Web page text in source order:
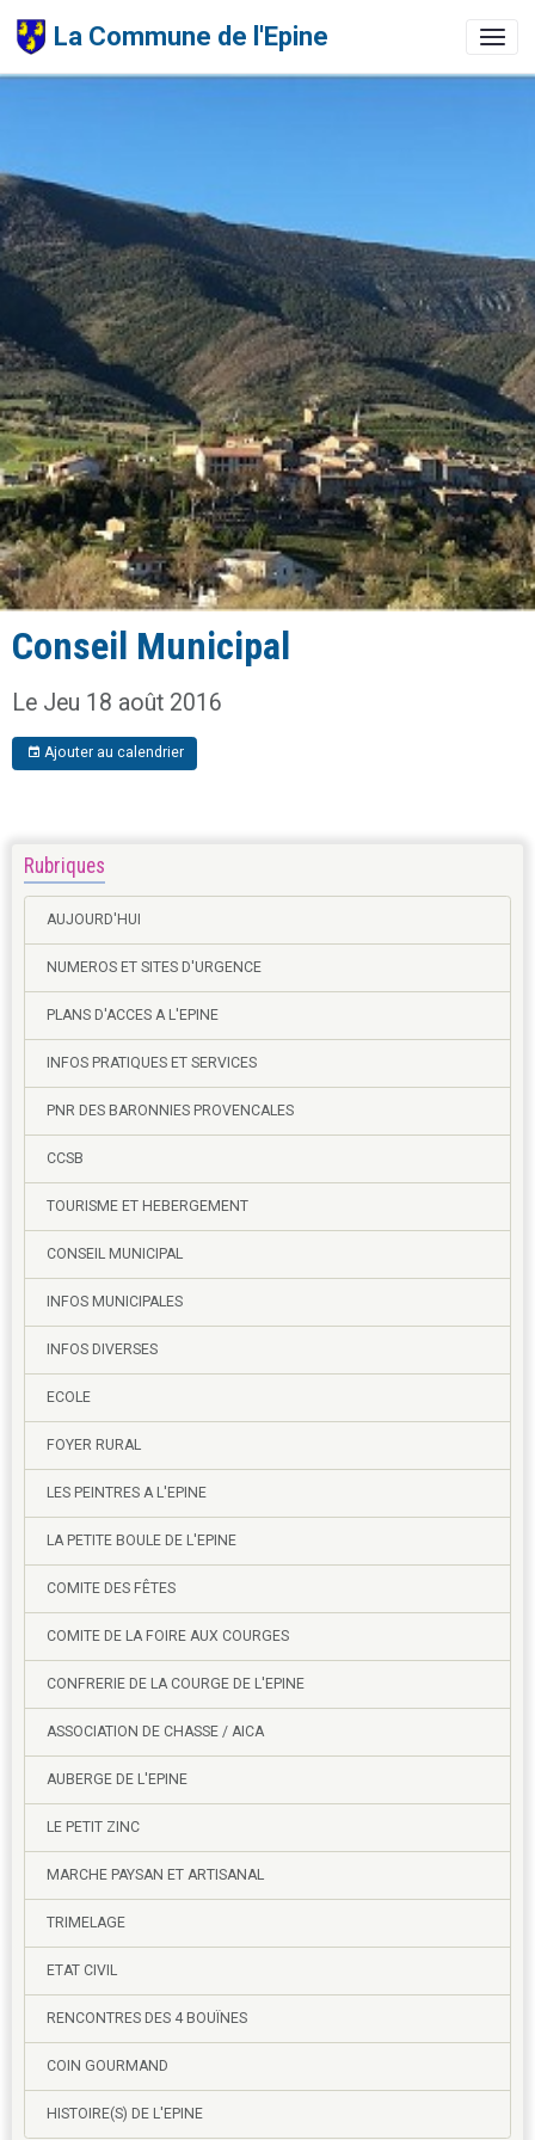
La Commune de l'Epine
Conseil Municipal
Le Jeu 18 août 2016
Ajouter au calendrier
Rubriques
AUJOURD'HUI
NUMEROS ET SITES D'URGENCE
PLANS D'ACCES A L'EPINE
INFOS PRATIQUES ET SERVICES
PNR DES BARONNIES PROVENCALES
CCSB
TOURISME ET HEBERGEMENT
CONSEIL MUNICIPAL
INFOS MUNICIPALES
INFOS DIVERSES
ECOLE
FOYER RURAL
LES PEINTRES A L'EPINE
LA PETITE BOULE DE L'EPINE
COMITE DES FÊTES
COMITE DE LA FOIRE AUX COURGES
CONFRERIE DE LA COURGE DE L'EPINE
ASSOCIATION DE CHASSE / AICA
AUBERGE DE L'EPINE
LE PETIT ZINC
MARCHE PAYSAN ET ARTISANAL
TRIMELAGE
ETAT CIVIL
RENCONTRES DES 4 BOUÏNES
COIN GOURMAND
HISTOIRE(S) DE L'EPINE